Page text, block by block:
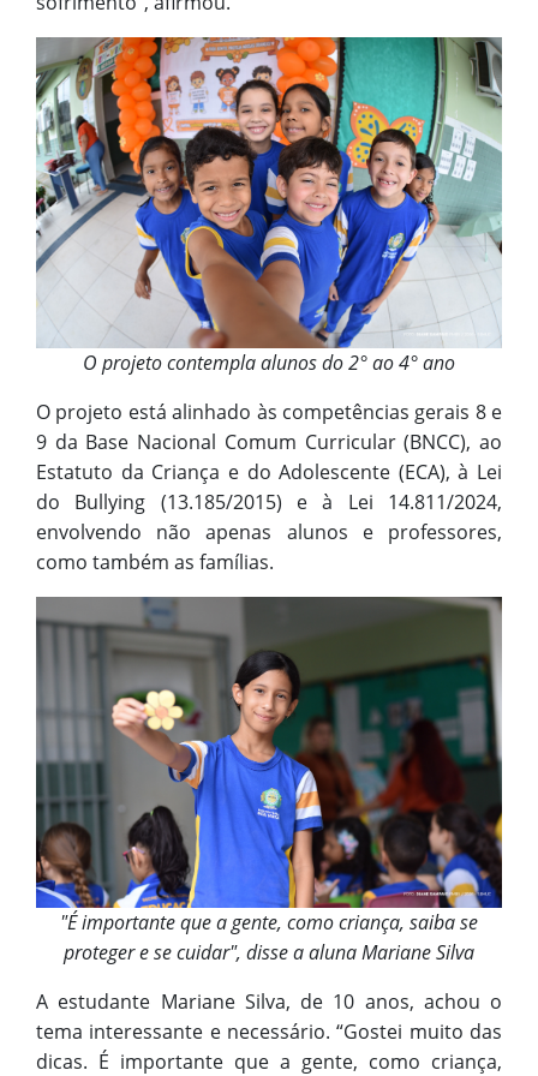
O projeto contempla alunos do 2° ao 4° ano
O projeto está alinhado às competências gerais 8 e
9 da Base Nacional Comum Curricular (BNCC), ao
Estatuto da Criança e do Adolescente (ECA), à Lei
do Bullying (13.185/2015) e à Lei 14.811/2024,
envolvendo não apenas alunos e professores,
como também as famílias.
"É importante que a gente, como criança, saiba se
proteger e se cuidar", disse a aluna Mariane Silva
A estudante Mariane Silva, de 10 anos, achou o
tema interessante e necessário. “Gostei muito das
dicas. É importante que a gente, como criança,